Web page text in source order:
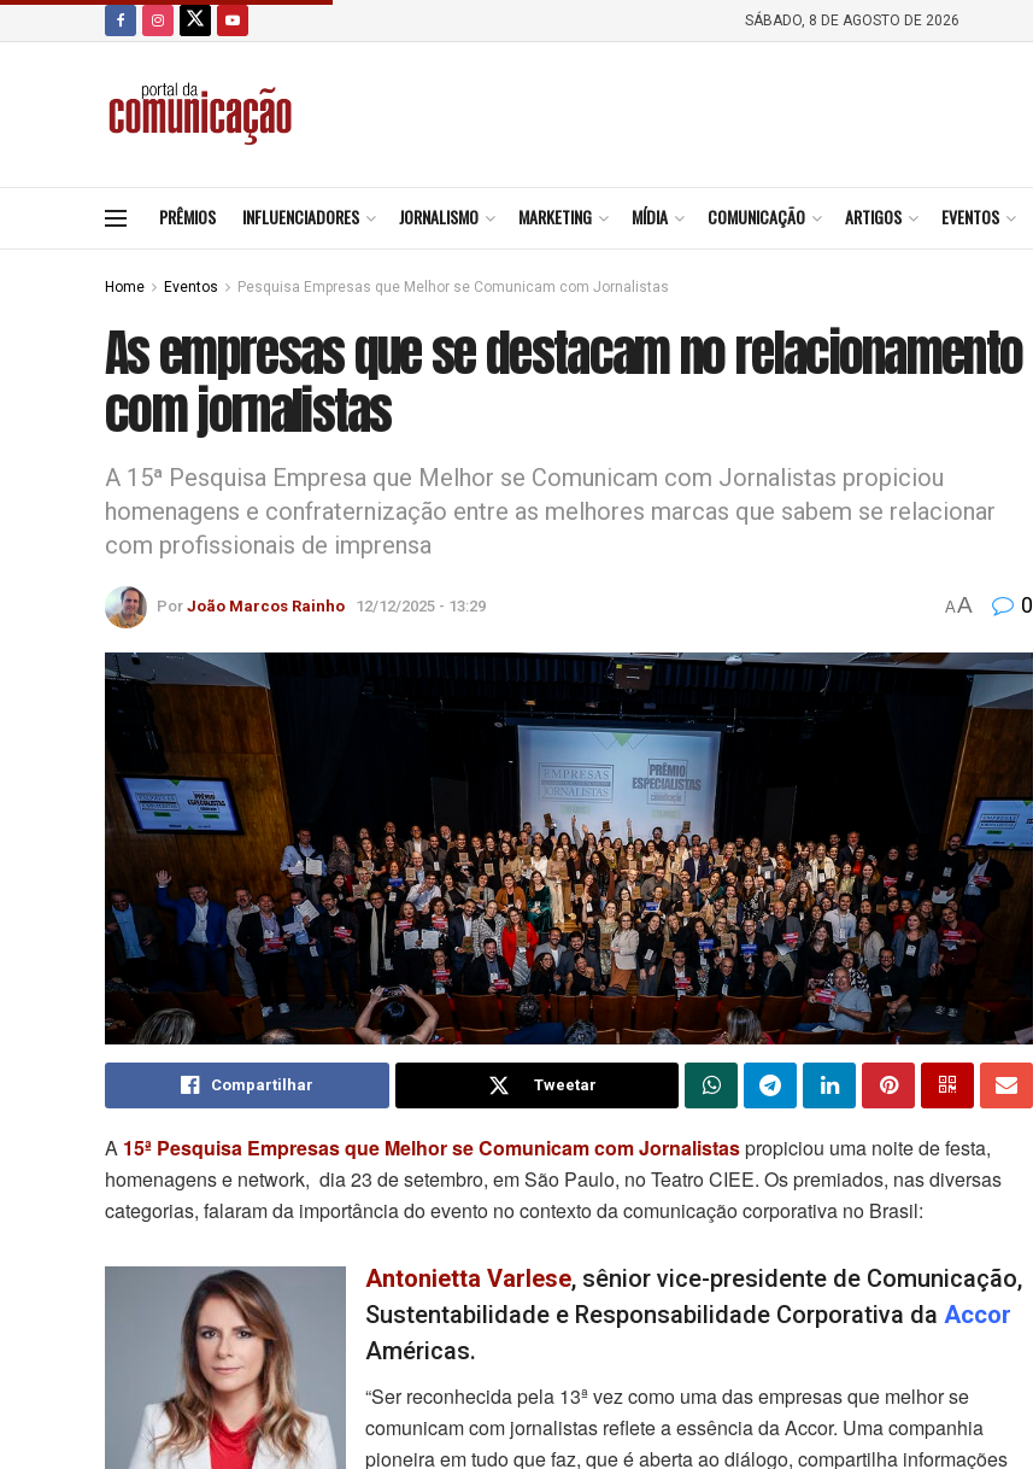
SÁBADO, 8 DE AGOSTO DE 2026
PRÊMIOS INFLUENCIADORES JORNALISMO MARKETING MÍDIA COMUNICAÇÃO ARTIGOS EVENTOS
Home Eventos Pesquisa Empresas que Melhor se Comunicam com Jornalistas
As empresas que se destacam no relacionamento
com jornalistas
A 15ª Pesquisa Empresa que Melhor se Comunicam com Jornalistas propiciou
homenagens e confraternização entre as melhores marcas que sabem se relacionar
com profissionais de imprensa
Por João Marcos Rainho 12/12/2025 - 13:29 AA 0
Compartilhar Tweetar
A 15ª Pesquisa Empresas que Melhor se Comunicam com Jornalistaspropiciou uma noite de festa,
homenagens e network, dia 23 de setembro, em São Paulo, no Teatro CIEE. Os premiados, nas diversas
categorias, falaram da importância do evento no contexto da comunicação corporativa no Brasil:
Antonietta Varlese, sênior vice-presidente de Comunicação,
Sustentabilidade e Responsabilidade Corporativa da Accor
Américas.
“Ser reconhecida pela 13ª vez como uma das empresas que melhor se
comunicam com jornalistas reflete a essência da Accor. Uma companhia
pioneira em tudo que faz, que é aberta ao diálogo, compartilha informações